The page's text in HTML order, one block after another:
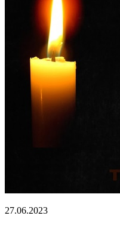
27.06.2023